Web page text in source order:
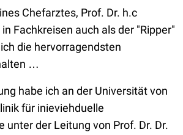
Chefarztes, Prof. Dr. h.c
Fachkreisen auch als der "Ripper"
die hervorragendsten
…
habe ich an der Universität von
für inieviehduelle
unter der Leitung von Prof. Dr. Dr.